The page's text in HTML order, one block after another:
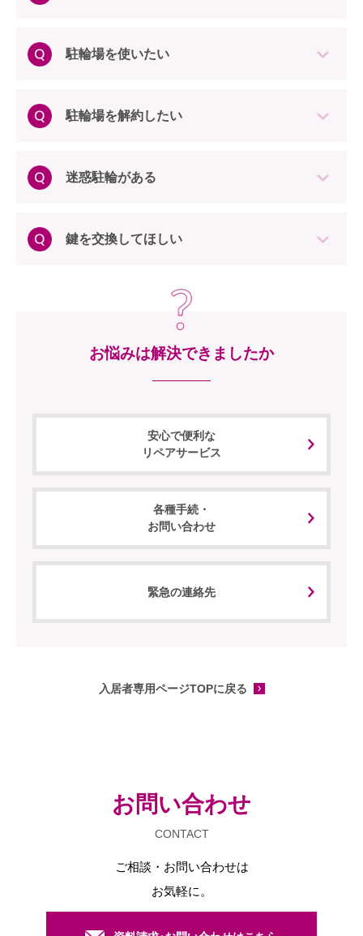
駐輪場を使いたい
駐輪場を解約したい
迷惑駐輪がある
鍵を交換してほしい
お悩みは解決できましたか
安心で便利な
リペアサービス
各種手続・
お問い合わせ
緊急の連絡先
入居者専用ページTOPに戻る
お問い合わせ
CONTACT
ご相談・お問い合わせは
お気軽に。